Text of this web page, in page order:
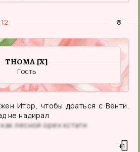
8
THOMA [X]
Гость
Итор, чтобы драться с Венти.
не надирал
лесной орех кстати
+1